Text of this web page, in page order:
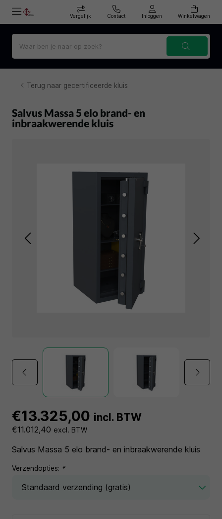
Vergelijk Contact Inloggen Winkelwagen
Terug naar gecertificeerde kluis
Salvus Massa 5 elo brand- en
inbraakwerende kluis
€13.325,00 incl. BTW
€11.012,40 excl. BTW
Salvus Massa 5 elo brand- en inbraakwerende kluis
Verzendopties: *